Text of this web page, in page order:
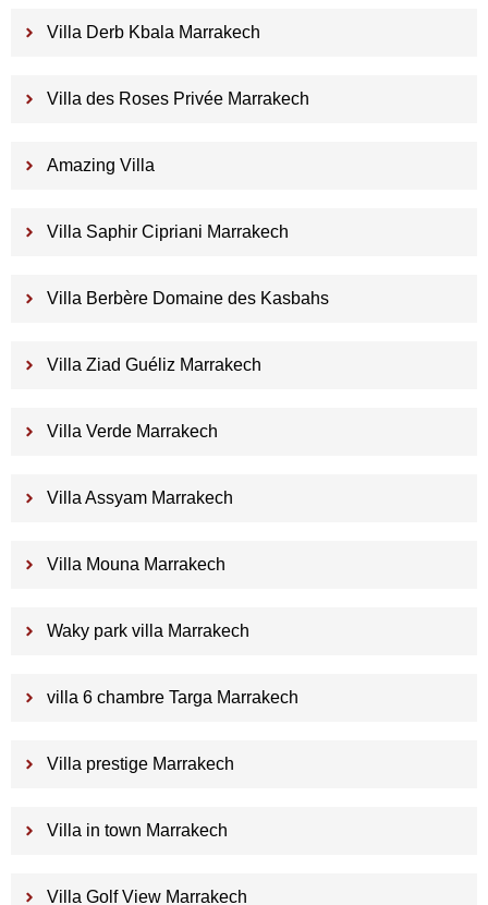
Villa Derb Kbala Marrakech
Villa des Roses Privée Marrakech
Amazing Villa
Villa Saphir Cipriani Marrakech
Villa Berbère Domaine des Kasbahs
Villa Ziad Guéliz Marrakech
Villa Verde Marrakech
Villa Assyam Marrakech
Villa Mouna Marrakech
Waky park villa Marrakech
villa 6 chambre Targa Marrakech
Villa prestige Marrakech
Villa in town Marrakech
Villa Golf View Marrakech